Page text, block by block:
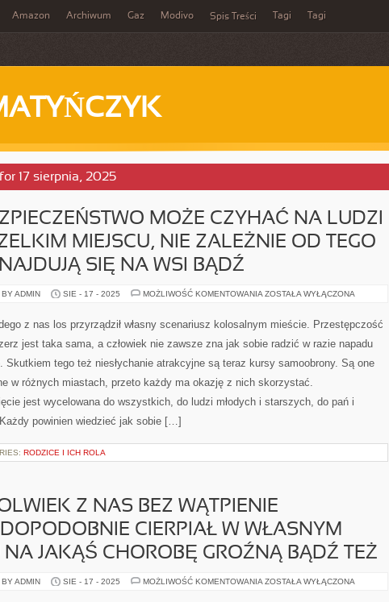
Amazon Archiwum Gaz Modivo Spis Treści Tagi Tagi
17 sierpnia, 2025
MOŻE CZYHAĆ NA LUDZI
MIEJSCU, NIE ZALEŻNIE OD TEGO
SIĘ NA WSI BĄDŹ
ADMIN SIE - 17 - 2025 MOŻLIWOŚĆ KOMENTOWANIA NIEBEZPIECZEŃSTWO
LUDZI
WSZELKIM
NIE
OD
TEGO
CZY
ZNAJDUJĄ
BĄDŹ
ZOSTAŁA WYŁĄCZONA
z nas los przyrządził własny scenariusz kolosalnym mieście. Przestępczość
jest taka sama, a człowiek nie zawsze zna jak sobie radzić w razie napadu
Skutkiem tego też niesłychanie atrakcyjne są teraz kursy samoobrony. Są one
w różnych miastach, przeto każdy ma okazję z nich skorzystać.
jest wycelowana do wszystkich, do ludzi młodych i starszych, do pań i
powinien wiedzieć jak sobie […]
RODZICE I ICH ROLA
Z NAS BEZ WĄTPIENIE
CIERPIAŁ W WŁASNYM
NA JAKĄŚ CHOROBĘ GROŹNĄ BĄDŹ TEŻ
ADMIN SIE - 17 - 2025 MOŻLIWOŚĆ KOMENTOWANIA JAKIKOLWIEK
ZOSTAŁA WYŁĄCZONA